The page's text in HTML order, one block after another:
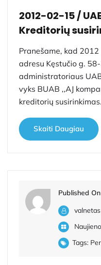
2012-02-15 /
Kreditorių
Pranešame, kad
adresu Kęstučio g.
administratoriaus
vyks BUAB ,,AJ
kreditorių
Skaiti Daugiau
Published
valnetas
Tags: